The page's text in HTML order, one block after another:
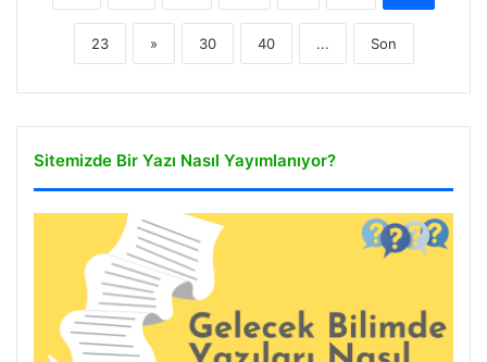
23 » 30 40 ... Son
Sitemizde Bir Yazı Nasıl Yayımlanıyor?